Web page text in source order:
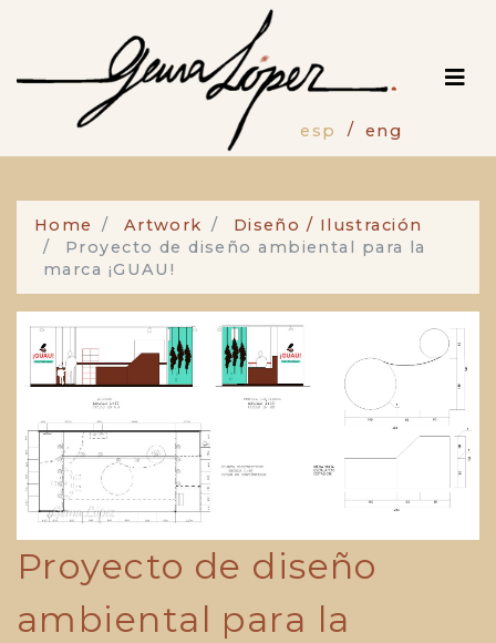
principal
esp eng
Home Artwork
Diseño / Ilustración
Proyecto de diseño ambiental para la
marca ¡GUAU!
Proyecto de diseño
ambiental para la